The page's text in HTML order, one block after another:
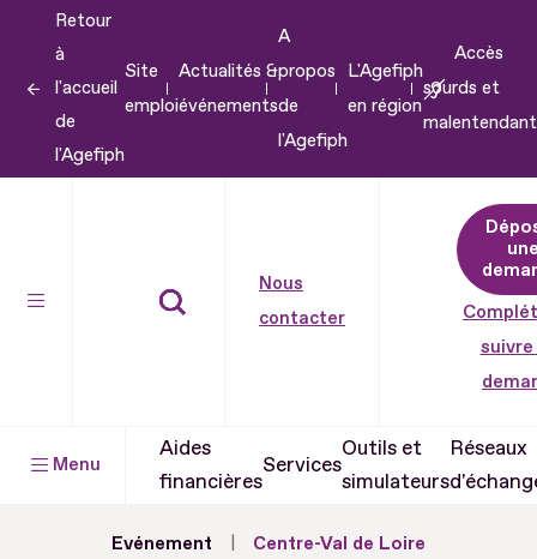
contenu
Retour
à
l'accueil
de
l'Agefiph
Site
emploi
Actualités &
événements
A
propos
de
l'Agefiph
L'Agefiph
en région
Accès
sourds et
Nous
contacter
suivre
Menu
Aides
financières
Services
Outils et
simulateurs
Réseaux
Evénement Centre-Val de Loire